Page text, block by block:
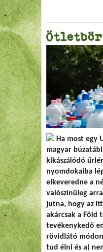
Ha most egy
magyar
kikászálódó
nyomdokaiba
elkeveredne a
valószínűleg
jutna, hogy az
akárcsak a Föld
tevékenykedő
rövidlátó
tud élni és a)